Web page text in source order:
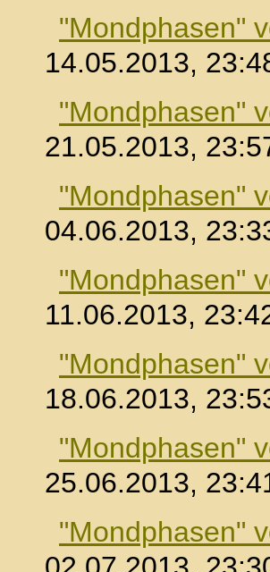
"Mondphasen"
14.05.2013,
"Mondphasen"
21.05.2013,
"Mondphasen"
04.06.2013,
"Mondphasen"
11.06.2013,
"Mondphasen"
18.06.2013,
"Mondphasen"
25.06.2013,
"Mondphasen"